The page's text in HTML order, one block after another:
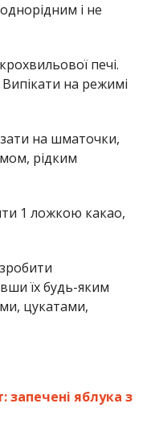
і не
печі.
на режимі
на шматочки,
рідким
1 ложкою какао,
їх будь-яким
цукатами,
запечені яблука з